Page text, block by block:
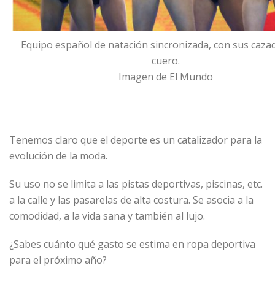
Equipo español de natación sincronizada, con sus
cuero.
Imagen de El Mundo
Tenemos claro que el deporte es un catalizador para la
evolución de la moda.
Su uso no se limita a las pistas deportivas, piscinas, etc.
a la calle y las pasarelas de alta costura. Se asocia a la
comodidad, a la vida sana y también al lujo.
¿Sabes cuánto qué gasto se estima en ropa deportiva
para el próximo año?